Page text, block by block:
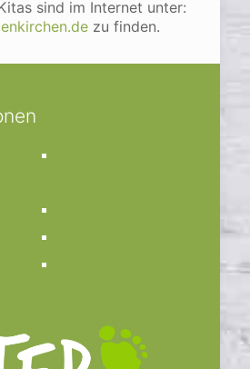
sind im Internet unter:
zu finden.